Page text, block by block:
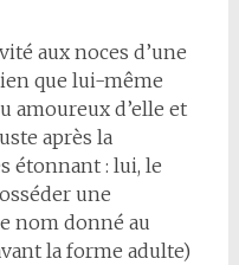
aux noces d’une
que lui-même
amoureux d’elle et
après la
étonnant : lui, le
une
nom donné au
la forme adulte)